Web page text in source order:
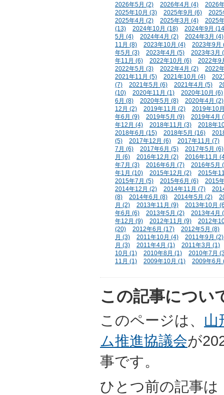
2026年5月 (2) 2026年4月 (4)
2026
2025年10月 (3)
2025年9月 (6)
2025
2025年4月 (2)
2025年3月 (4)
2025
(13)
2024年10月 (18)
2024年9月
5月 (4)
2024年4月 (2)
2024年3月 (4)
11月 (8)
2023年10月 (4)
2023年9月
年5月 (3)
2023年4月 (5)
2023年3月
年11月 (6)
2022年10月 (6)
2022年9
2022年5月 (3)
2022年4月 (2)
2022
2021年11月 (5)
2021年10月 (4)
(7)
2021年5月 (6) 2021年4月 (5)
(10)
2020年11月 (1)
2020年10月 (6)
6月 (8)
2020年5月 (8)
2020年4月 (2)
12月 (2)
2019年11月 (2)
2019年10
年6月 (9)
2019年5月 (9)
2019年4月
年12月 (4)
2018年11月 (3)
2018年
2018年6月 (15)
2018年5月 (16)
(5)
2017年12月 (6)
2017年11月 (7)
7月 (6)
2017年6月 (5)
2017年5月 (6)
月 (6)
2016年12月 (2)
2016年11月
年7月 (3)
2016年6月 (7)
2016年5月
年1月 (10)
2015年12月 (2)
2015年
2015年7月 (5)
2015年6月 (6)
2015
2014年12月 (2)
2014年11月 (7)
(8)
2014年6月 (8) 2014年5月 (2)
月 (2)
2013年11月 (9)
2013年10月
年6月 (6)
2013年5月 (2)
2013年4月
年12月 (9)
2012年11月 (9)
2012年
(20)
2012年6月 (17)
2012年5月 (8)
月 (3)
2011年10月 (4)
2011年9月 (2)
月 (3)
2011年4月 (1)
2011年3月 (1)
10月 (1)
2010年8月 (1)
2010年7月
11月 (1)
2009年10月 (1) 2009年6月
この記事につい
このページは、 山
ム推進協議会が
事です。
ひとつ前の記事は